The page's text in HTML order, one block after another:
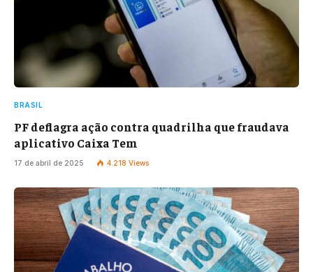
BRASIL
PF deflagra ação contra quadrilha que fraudava
aplicativo Caixa Tem
17 de abril de 2025 4.218 Views